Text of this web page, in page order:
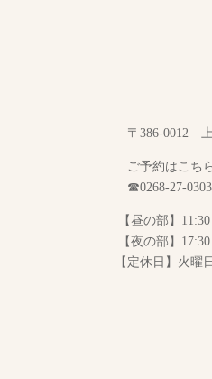
〒386-0012 上
ご予約はこち
☎0268-27-0303
【昼の部】
【夜の部】
【定休日】火曜日